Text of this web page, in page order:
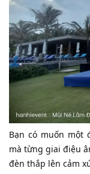
​Bạn có muốn
mà từng giai điệu
đèn thắp lên cảm